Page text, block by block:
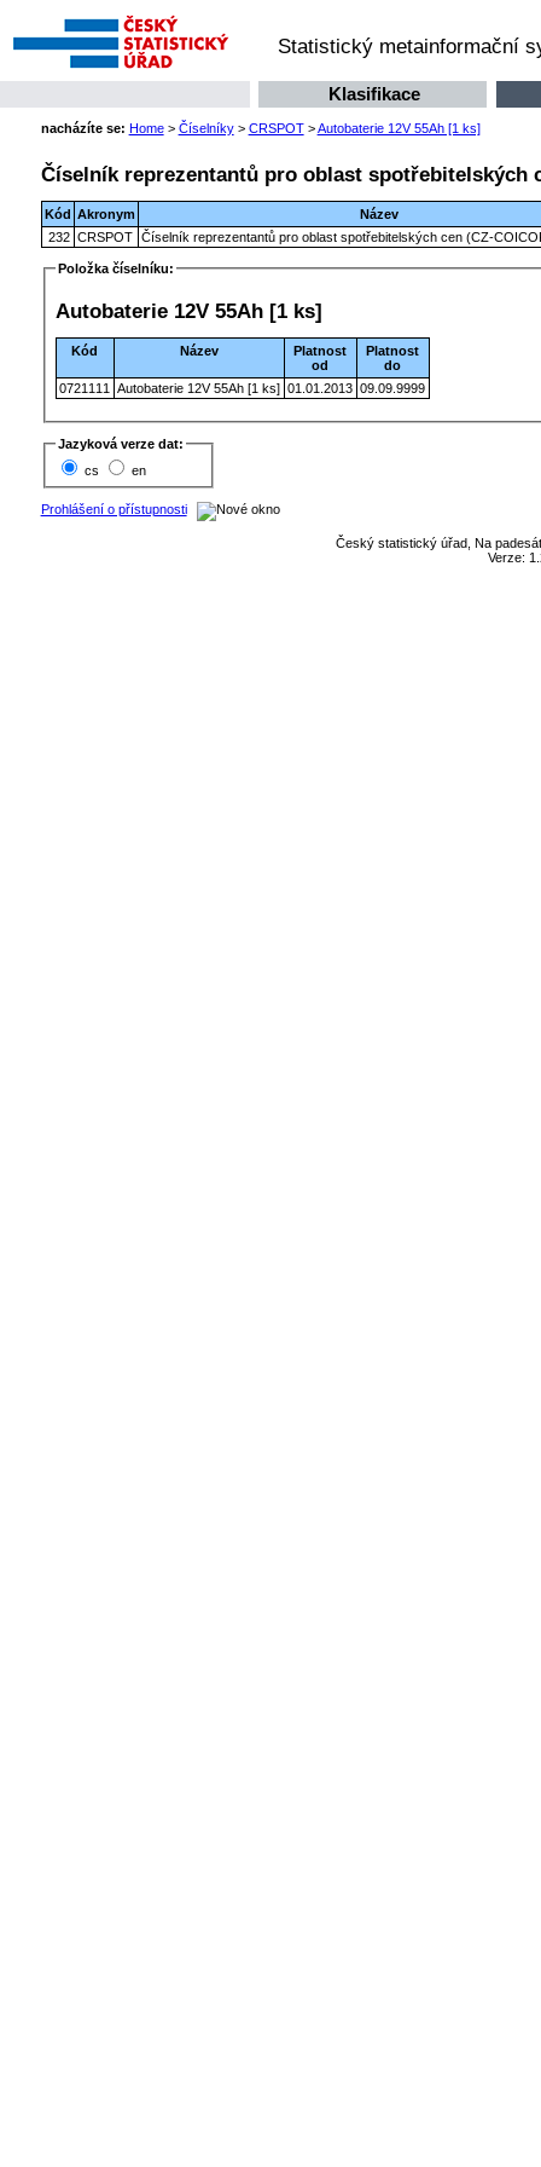
Statistický metainformační
Klasifikace
nacházíte se: Home> Číselníky> CRSPOT>Autobaterie 12V 55Ah [1 ks]
Číselník reprezentantů pro oblast spotřebitelských
Kód Akronym
Název
232 CRSPOT Číselník reprezentantů pro oblast spotřebitelských cen (CZ-
Položka číselníku:
Autobaterie 12V 55Ah [1 ks]
Kód Název
Platnost
od
Platnost
do
0721111
Autobaterie 12V 55Ah [1 ks] 01.01.2013 09.09.9999
Jazyková verze dat:
cs
en
Prohlášení o přístupnosti
Český statistický úřad, Na
Verze: